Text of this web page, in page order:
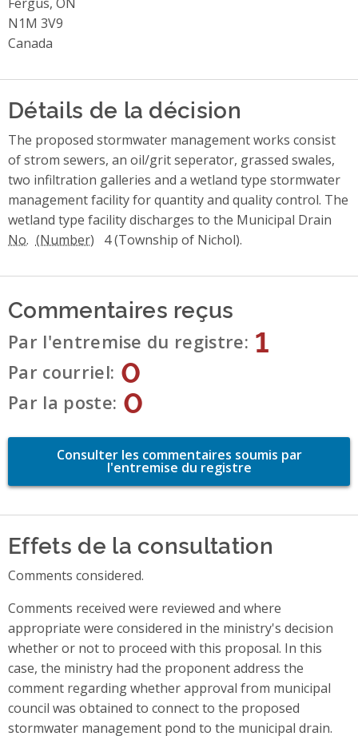
N1M 3V9
Canada
Détails de la décision
The proposed stormwater management works consist
of strom sewers, an oil/grit seperator, grassed swales,
two infiltration galleries and a wetland type stormwater
management facility for quantity and quality control. The
wetland type facility discharges to the Municipal Drain
No.
4 (Township of Nichol).
Commentaires reçus
Par l'entremise du registre 1
Par courriel 0
Par la poste 0
Consulter les commentaires soumis par
l'entremise du registre
Effets de la consultation
Comments considered.
Comments received were reviewed and where
appropriate were considered in the ministry's decision
whether or not to proceed with this proposal. In this
case, the ministry had the proponent address the
comment regarding whether approval from municipal
council was obtained to connect to the proposed
stormwater management pond to the municipal drain.